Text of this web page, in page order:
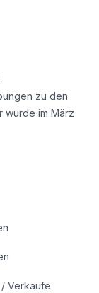
zu den
wurde im März
Verkäufe